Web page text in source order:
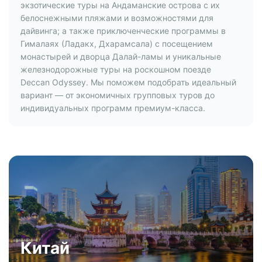
экзотические туры на Андаманские острова с их
белоснежными пляжами и возможностями для
дайвинга; а также приключенческие программы в
Гималаях (Ладакх, Дхарамсала) с посещением
монастырей и дворца Далай-ламы и уникальные
железнодорожные туры на роскошном поезде
Deccan Odyssey. Мы поможем подобрать идеальный
вариант — от экономичных групповых туров до
индивидуальных программ премиум-класса.
Китай